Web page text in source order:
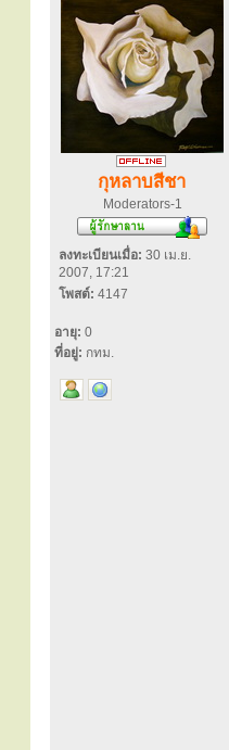
กุหลาบสีชา
Moderators-1
ลงทะเบียนเมื่อ: 30 เม.ย.
2007, 17:21
โพสต์: 4147
อายุ: 0
ที่อยู่: กทม.